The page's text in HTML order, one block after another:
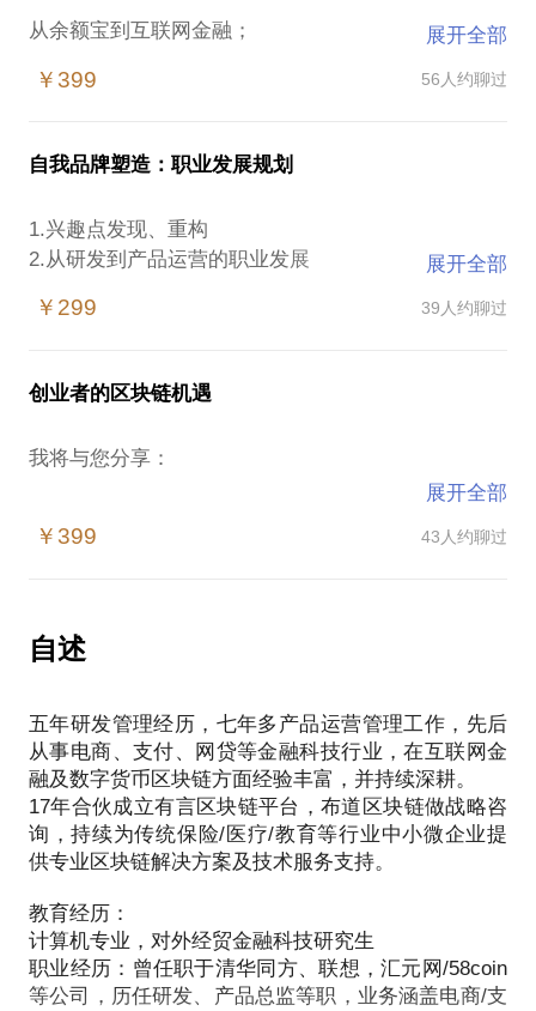
从余额宝到互联网金融；
比特币的本质和区块链的价值；
一直从事互联网金融工作，上线并成功运营多家平台
至今，p2p和众筹为主，曾发行ico，后转入区块链金
融方面项目至今。
展开全部
￥399 56人约聊过
自我品牌塑造：职业发展规划
1.兴趣点发现、重构
2.从研发到产品运营的职业发展
4.如何构建融合自洽的兴趣-职业-生活发展态
分析
拥有5年研发，10多年产品运营经验，在支付、电
商，金融科技，数字货币及区块链金融领域拥有丰富
产品运营实践经验，希望能对后来者有所帮助，更好
展开全部
￥299 39人约聊过
创业者的区块链机遇
我将与您分享：
个人/企业如何切入市场（+区块链)
市场动态及监管政策，讨论及业务整合
5年研发，8年金融科技行业背景，先后参与ICO代币
发行融资，钱包及交易所平台搭建并有效运作
展开全部
￥399 43人约聊过
自述
五年研发管理经历，七年多产品运营管理工作，先后
从事电商、支付、网贷等金融科技行业，在互联网金
融及数字货币区块链方面经验丰富，并持续深耕。
17年合伙成立有言区块链平台，布道区块链做战略咨
询，持续为传统保险/医疗/教育等行业中小微企业提
供专业区块链解决方案及技术服务支持。
教育经历：
计算机专业，对外经贸金融科技研究生
职业经历：曾任职于清华同方、联想，汇元网/58coin
等公司，历任研发、产品总监等职，业务涵盖电商/支